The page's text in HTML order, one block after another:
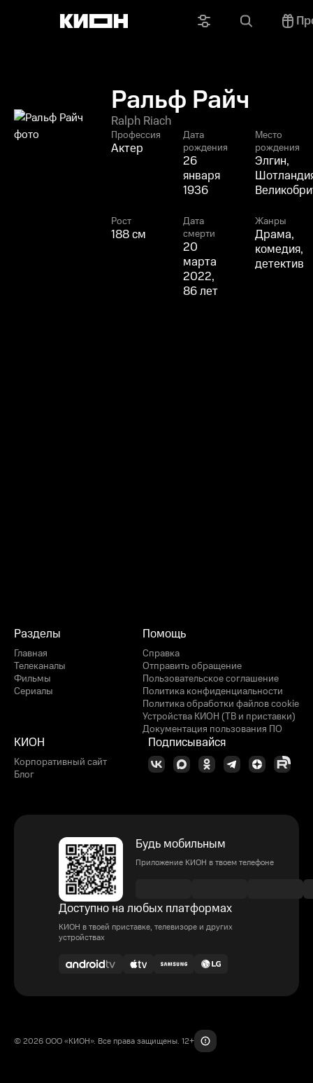
Ральф Райч
Ralph Riach
Профессия
Актер
Дата
рождения
26
января
1936
Место
рождения
Элгин,
Рост
188 см
Дата
смерти
20
марта
2022,
86 лет
Жанры
Драма,
комедия,
детектив
Разделы
Главная
Телеканалы
Фильмы
Сериалы
Помощь
Справка
Отправить обращение
Пользовательское соглашение
Политика конфиденциальности
Политика обработки файлов cookie
Устройства КИОН (ТВ и приставки)
Документация пользования ПО
КИОН
Корпоративный сайт
Блог
Подписывайся
Будь мобильным
Приложение КИОН в твоем телефоне
Доступно на любых платформах
КИОН в твоей приставке, телевизоре и других
устройствах
© 2026 ООО «КИОН». Все права защищены. 12+